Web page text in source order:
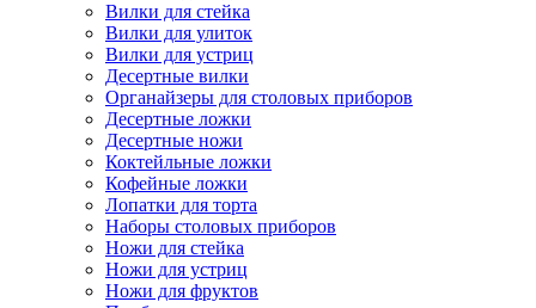
Вилки для стейка
Вилки для улиток
Вилки для устриц
Десертные вилки
Органайзеры для столовых приборов
Десертные ложки
Десертные ножи
Коктейльные ложки
Кофейные ложки
Лопатки для торта
Наборы столовых приборов
Ножи для стейка
Ножи для устриц
Ножи для фруктов